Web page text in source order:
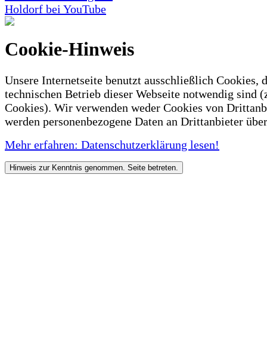
Holdorf bei YouTube
Cookie-Hinweis
Unsere Internetseite benutzt ausschließlich Cookies,
technischen Betrieb dieser Webseite notwendig sind
Cookies). Wir verwenden weder Cookies von
werden personenbezogene Daten an Drittanbieter
Mehr erfahren: Datenschutzerklärung lesen!
Hinweis zur Kenntnis genommen. Seite betreten.